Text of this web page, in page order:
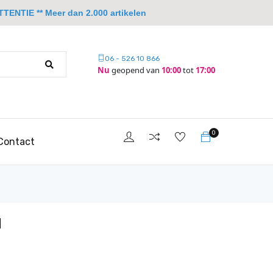
06 - 526 10 866
Nu geopend van 10:00tot 17:00
0
** Meer dan 2.000 artikelen